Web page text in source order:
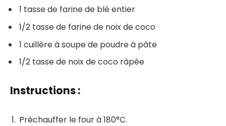
1 tasse de farine de blé entier
1/2 tasse de farine de noix de coco
1 cuillère à soupe de poudre à pâte
1/2 tasse de noix de coco râpée
Instructions :
Préchauffer le four à 180°C.